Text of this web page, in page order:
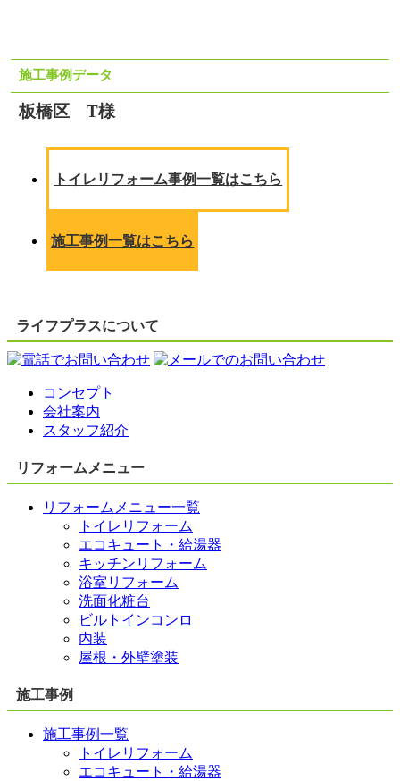
施工事例データ
板橋区 T様
トイレリフォーム事例一覧はこちら
施工事例一覧はこちら
ライフプラスについて
コンセプト
会社案内
スタッフ紹介
リフォームメニュー
リフォームメニュー一覧
トイレリフォーム
エコキュート・給湯器
キッチンリフォーム
浴室リフォーム
洗面化粧台
ビルトインコンロ
内装
屋根・外壁塗装
施工事例
施工事例一覧
トイレリフォーム
エコキュート・給湯器